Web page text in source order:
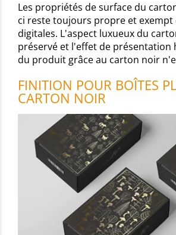
Les propriétés de surface du
ci reste toujours propre et
digitales. L'aspect luxueux du
préservé et l'effet de présentation
du produit grâce au carton noir
FINITION POUR BOÎTES
CARTON NOIR